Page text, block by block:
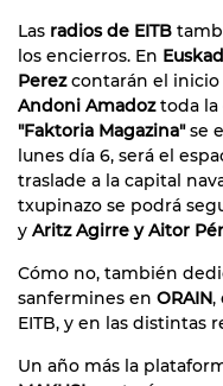
Las radios de EITB
los encierros. En
Perezcontarán el inicio
Andoni Amadoztoda la
"Faktoria Magazina"se
lunes día 6, será el
traslade a la capital
txupinazo se podrá
y Aritz Agirre y Aitor
Cómo no, también
sanfermines en ORAIN,
EITB, y en las distintas
Un año más la